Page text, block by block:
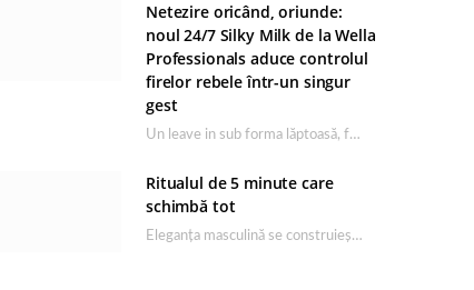
Netezire oricând, oriunde:
noul 24/7 Silky Milk de la Wella
Professionals aduce controlul
firelor rebele într-un singur
gest
Un leave in sub forma lăptoasă, fără clătire care completează rutina Ultimate Smooth și transformă…
Ritualul de 5 minute care
schimbă tot
Eleganța masculină se construiește dimineața, în câteva minute și cu produsele potrivite. O rutină de…